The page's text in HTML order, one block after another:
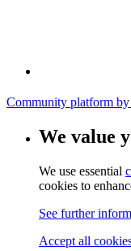
Community platform
We value
We use essential
cookies to
See further
Accept all